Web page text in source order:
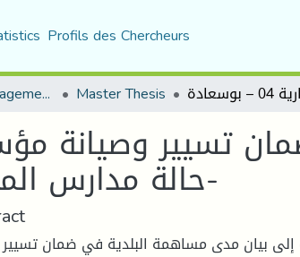
Profils des Chercheurs
Department of management sciences Master Thesis
تسيير وصيانة
حالة مدارس المقاطعة الإدارية 04 – بوسعادة-
بيان مدى مساهمة البلدية في ضمان تسيير